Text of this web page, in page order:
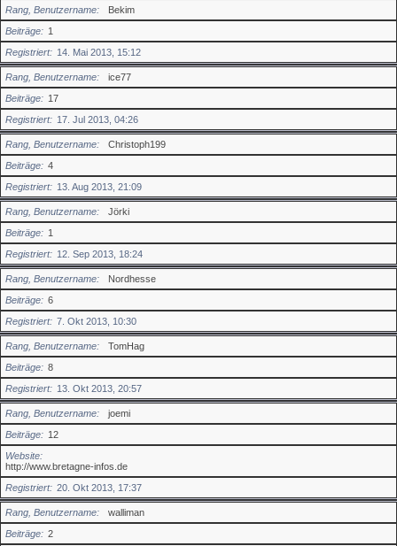
Rang, Benutzername
Bekim
Beiträge
1
Registriert
14. Mai 2013, 15:12
Rang, Benutzername
ice77
Beiträge
17
Registriert
17. Jul 2013, 04:26
Rang, Benutzername
Christoph199
Beiträge
4
Registriert
13. Aug 2013, 21:09
Rang, Benutzername
Jörki
Beiträge
1
Registriert
12. Sep 2013, 18:24
Rang, Benutzername
Nordhesse
Beiträge
6
Registriert
7. Okt 2013, 10:30
Rang, Benutzername
TomHag
Beiträge
8
Registriert
13. Okt 2013, 20:57
Rang, Benutzername
joemi
Beiträge
12
Website
http://www.bretagne-infos.de
Registriert
20. Okt 2013, 17:37
Rang, Benutzername
walliman
Beiträge
2